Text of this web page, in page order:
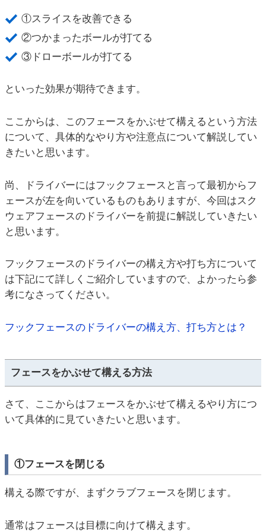
①スライスを改善できる
②つかまったボールが打てる
③ドローボールが打てる
といった効果が期待できます。
ここからは、このフェースをかぶせて構えるという方法
について、具体的なやり方や注意点について解説してい
きたいと思います。
尚、ドライバーにはフックフェースと言って最初からフ
ェースが左を向いているものもありますが、今回はスク
ウェアフェースのドライバーを前提に解説していきたい
と思います。
フックフェースのドライバーの構え方や打ち方について
は下記にて詳しくご紹介していますので、よかったら参
考になさってください。
フックフェースのドライバーの構え方、打ち方とは？
フェースをかぶせて構える方法
さて、ここからはフェースをかぶせて構えるやり方につ
いて具体的に見ていきたいと思います。
①フェースを閉じる
構える際ですが、まずクラブフェースを閉じます。
通常はフェースは目標に向けて構えます。